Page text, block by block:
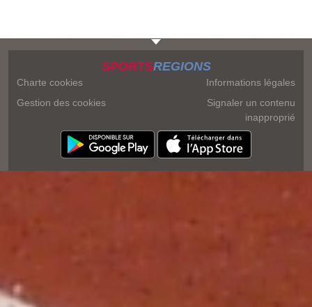
SPORTSREGIONS
Charte cookies
Gestion des cookies
Informations légales
Signaler un contenu
inapproprié